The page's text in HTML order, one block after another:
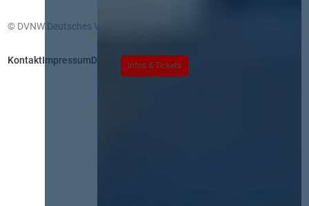
Infos & Tickets
© DVNW Deutsches Vergabenetzwerk GmbH
KontaktImpressumDatenschutz